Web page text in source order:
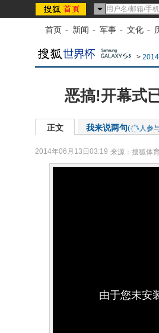
首页 - 新闻 - 军事 - 文化 -
>
恶搞!开幕式
正文 我来说两句( 人参
2014年06月13日03:19 来源： 搜狐体
由于您未安